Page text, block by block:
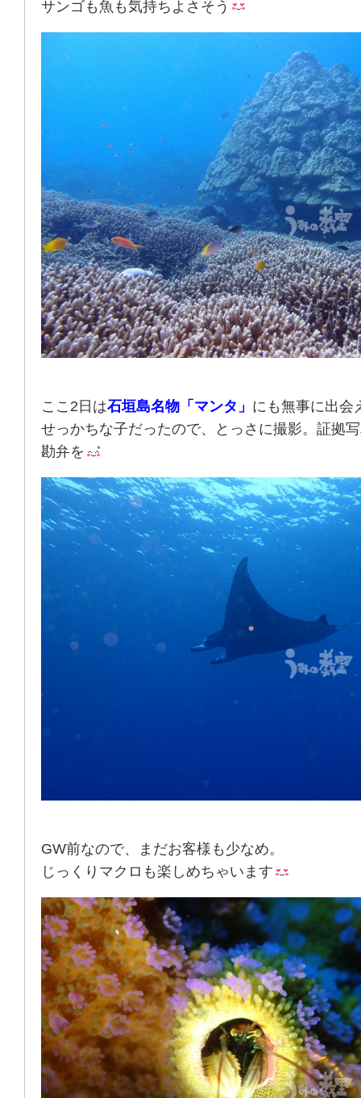
サンゴも魚も気持ちよさそう
ここ2日は石垣島名物「マンタ」 にも無事に出会
せっかちな子だったので、とっさに撮影。証拠
勘弁を
GW前なので、まだお客様も少なめ。
じっくりマクロも楽しめちゃいます